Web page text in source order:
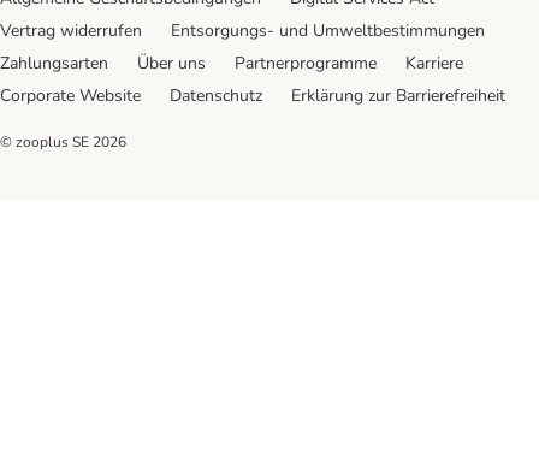
Vertrag widerrufen
Entsorgungs- und Umweltbestimmungen
Zahlungsarten
Über uns Partnerprogramme
Karriere
Corporate Website
Datenschutz Erklärung zur Barrierefreiheit
© zooplus SE 2026